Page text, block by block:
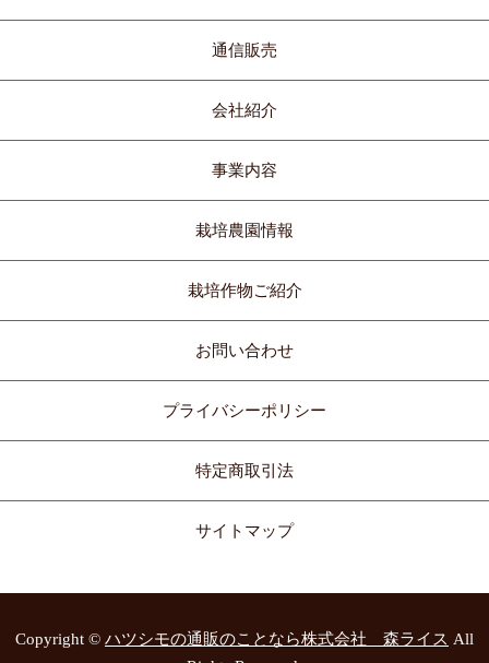
通信販売
会社紹介
事業内容
栽培農園情報
栽培作物ご紹介
お問い合わせ
プライバシーポリシー
特定商取引法
サイトマップ
Copyright © ハツシモの通販のことなら株式会社 森ライス All